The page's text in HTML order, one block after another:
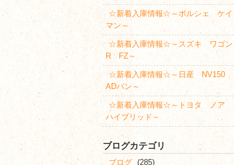
☆新着入庫情報☆～ポルシェ ケイ
マン～
☆新着入庫情報☆～スズキ ワゴン
R FZ～
☆新着入庫情報☆～日産 NV150
ADバン～
☆新着入庫情報☆～トヨタ ノア
ハイブリッド～
ブログカテゴリ
ブログ (285)